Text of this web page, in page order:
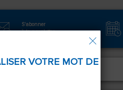
S'abonner
à la newsletter
Autorisation
VOTRE MOT DE